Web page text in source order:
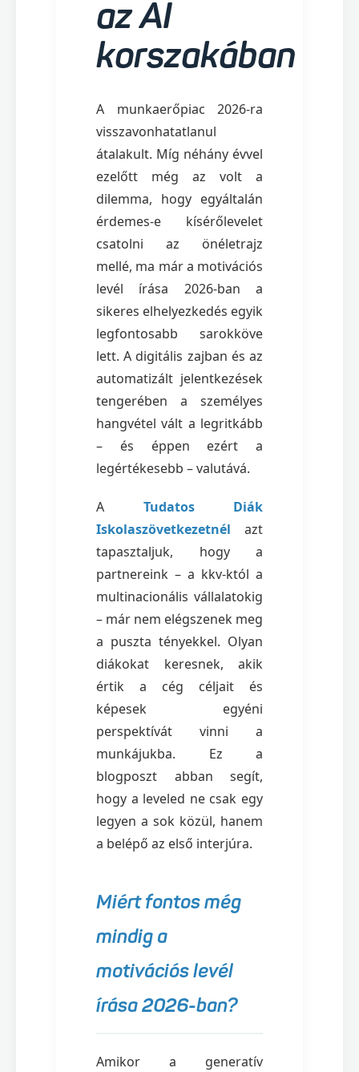
az AI
korszakában
A munkaerőpiac 2026-ra
visszavonhatatlanul
átalakult. Míg néhány évvel
ezelőtt még az volt a
dilemma, hogy egyáltalán
érdemes-e kísérőlevelet
csatolni az önéletrajz
mellé, ma már a motivációs
levél írása 2026-ban a
sikeres elhelyezkedés egyik
legfontosabb sarokköve
lett. A digitális zajban és az
automatizált jelentkezések
tengerében a személyes
hangvétel vált a legritkább
– és éppen ezért a
legértékesebb – valutává.
A Tudatos Diák
Iskolaszövetkezetnél azt
tapasztaljuk, hogy a
partnereink – a kkv-któl a
multinacionális vállalatokig
– már nem elégszenek meg
a puszta tényekkel. Olyan
diákokat keresnek, akik
értik a cég céljait és
képesek egyéni
perspektívát vinni a
munkájukba. Ez a
blogposzt abban segít,
hogy a leveled ne csak egy
legyen a sok közül, hanem
a belépő az első interjúra.
Miért fontos még
mindig a
motivációs levél
írása 2026-ban?
Amikor a generatív